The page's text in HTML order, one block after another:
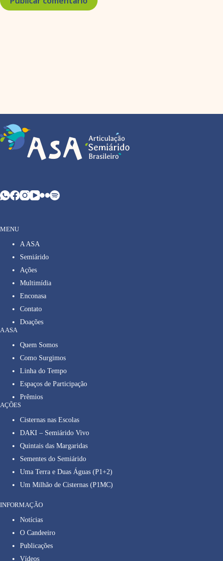
MENU
A ASA
Semiárido
Ações
Multimídia
Enconasa
Contato
Doações
A ASA
Quem Somos
Como Surgimos
Linha do Tempo
Espaços de Participação
Prêmios
AÇÕES
Cisternas nas Escolas
DAKI – Semiárido Vivo
Quintais das Margaridas
Sementes do Semiárido
Uma Terra e Duas Águas (P1+2)
Um Milhão de Cisternas (P1MC)
INFORMAÇÃO
Notícias
O Candeeiro
Publicações
Vídeos